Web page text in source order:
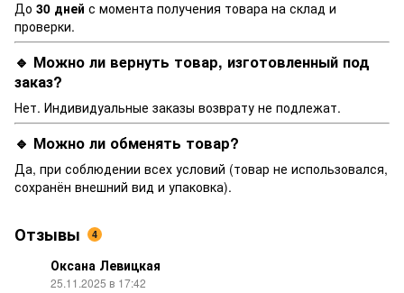
До 30 дней с момента получения товара на склад и
проверки.
🔹 Можно ли вернуть товар, изготовленный под
заказ?
Нет. Индивидуальные заказы возврату не подлежат.
🔹 Можно ли обменять товар?
Да, при соблюдении всех условий (товар не использовался,
сохранён внешний вид и упаковка).
Отзывы 4
Оксана Левицкая
25.11.2025 в 17:42